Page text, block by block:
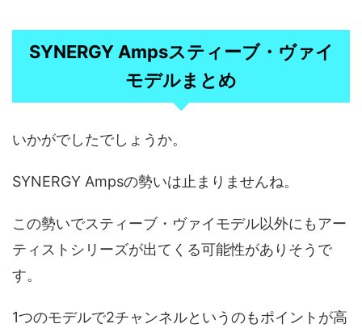
SYNERGY Ampsスティーブ・ヴァイ
モデルまとめ
いかがでしたでしょうか。
SYNERGY Ampsの勢いは止まりませんね。
この勢いでスティーブ・ヴァイモデル以外にもアー
ティストシリーズが出てくる可能性がありそうで
す。
1つのモデルで2チャンネルというのもポイントが高